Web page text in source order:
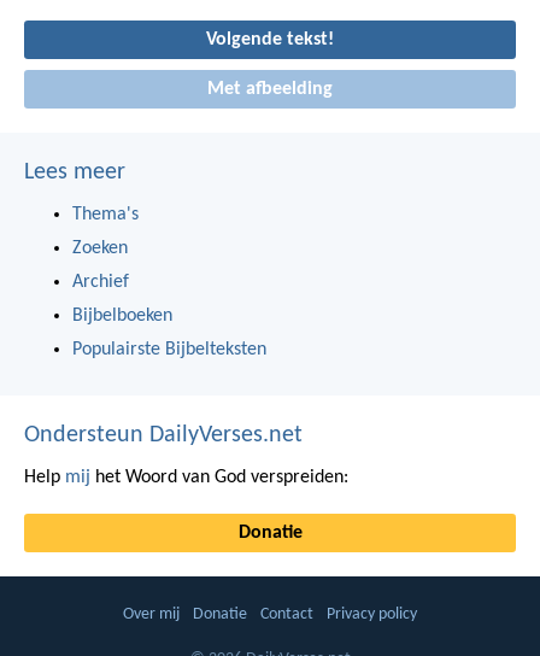
Volgende tekst!
Met afbeelding
Lees meer
Thema's
Zoeken
Archief
Bijbelboeken
Populairste Bijbelteksten
Ondersteun DailyVerses.net
Help mij het Woord van God verspreiden:
Donatie
Over mij Donatie Contact Privacy policy